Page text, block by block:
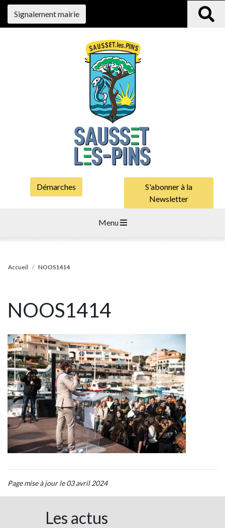
Signalement mairie
Démarches
S'abonner à la
Newsletter
Menu
Accueil NOOS1414
NOOS1414
Page mise à jour le 03 avril 2024
Les actus